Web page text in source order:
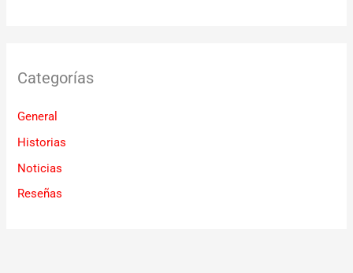
Categorías
General
Historias
Noticias
Reseñas